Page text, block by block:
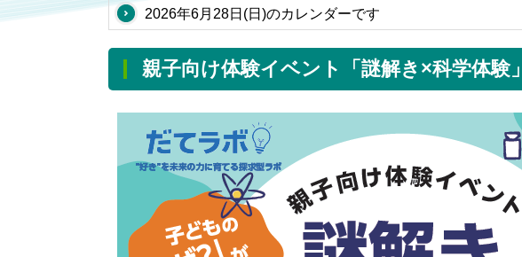
2026年6月28日(日)のカレンダーです
親子向け体験イベント「謎解き×科学体験」